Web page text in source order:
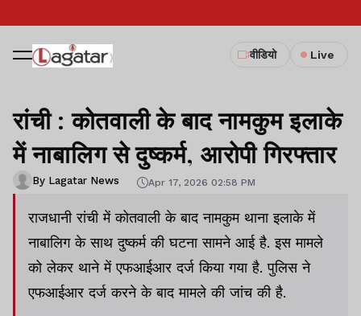
वीडियो Live
रांची : कोतवाली के बाद नामकुम इलाके
में नाबालिग से दुष्कर्म, आरोपी गिरफ्तार
By Lagatar News Apr 17, 2026 02:58 PM
राजधानी रांची में कोतवाली के बाद नामकुम थाना इलाके में
नाबालिग के साथ दुष्कर्म की घटना सामने आई है. इस मामले
को लेकर थाने में एफआईआर दर्ज किया गया है. पुलिस ने
एफआईआर दर्ज करने के बाद मामले की जांच की है.